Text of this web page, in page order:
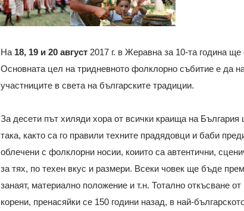
На 18, 19 и 20 август 2017 г. в Жеравна за 10-та година ще
Основната цел на тридневното фолклорно събитие е да
участниците в света на българските традиции.
За десети път хиляди хора от всички краища на България
така, както са го правили техните прадядовци и баби
облечени с фолклорни носии, коиито са автентични,
за тях, по техен вкус и размери. Всеки човек ще бъде
занаят, материално положение и т.н. Тотално откъсване
корени, пренасяйки се 150 години назад, в най-